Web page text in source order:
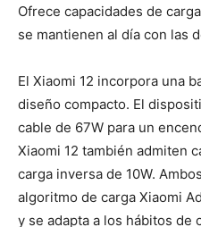
Ofrece capacidades de
se mantienen al día con las
El Xiaomi 12 incorpora una
diseño compacto. El
cable de 67W para un
Xiaomi 12 también admiten
carga inversa de 10W.
algoritmo de carga Xiaomi
y se adapta a los hábitos de